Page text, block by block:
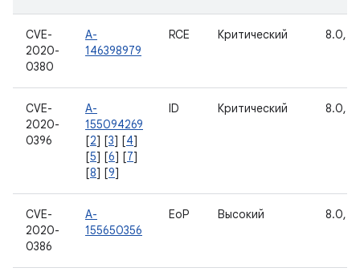
CVE-
2020-
0380
A-
146398979
RCE Критический 8.0,
CVE-
2020-
0396
A-
155094269
[2] [3] [4]
[5] [6] [7]
[8] [9]
ID Критический 8.0,
CVE-
2020-
0386
A-
155650356
EoP Высокий 8.0,